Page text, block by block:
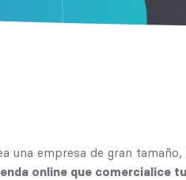
una empresa de gran
online que comercialice